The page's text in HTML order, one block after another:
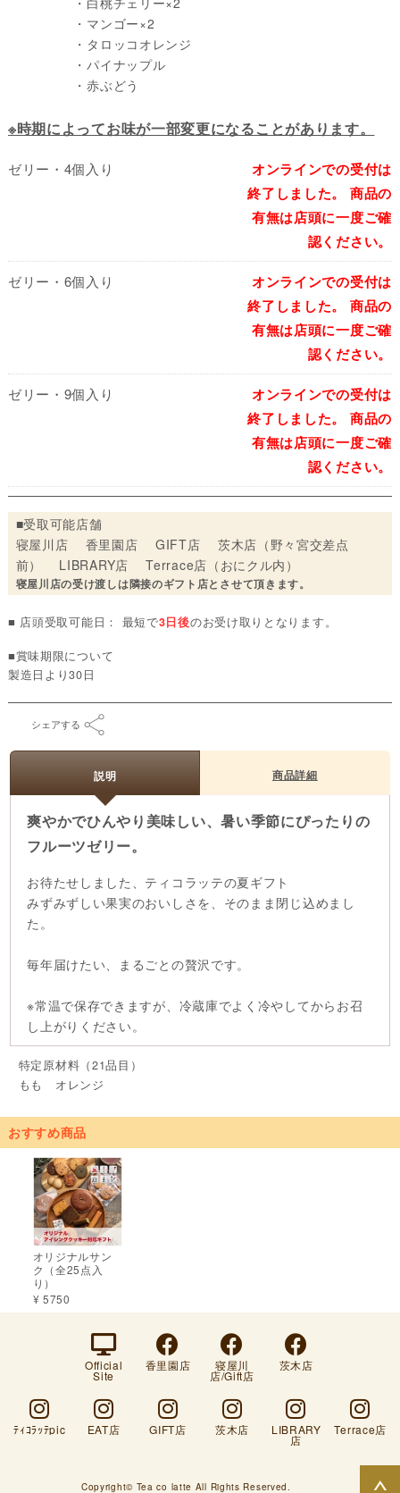
・マンゴー×2
・ タロッコオレンジ
・パイナップル
・赤ぶどう
※時期によってお味が一部変更になることがあります。
ゼリー・4個入り
オンラインでの受付は
終了しました。 商品の
有無は店頭に一度ご確
認ください。
ゼリー・6個入り
オンラインでの受付は
終了しました。 商品の
有無は店頭に一度ご確
認ください。
ゼリー・9個入り
オンラインでの受付は
終了しました。 商品の
有無は店頭に一度ご確
認ください。
■受取可能店舗
寝屋川店 香里園店 GIFT店 茨木店（野々宮交差点
前） LIBRARY店 Terrace店（おにクル内）
寝屋川店の受け渡しは隣接のギフト店とさせて頂きます。
■ 店頭受取可能日： 最短で3日後のお受け取りとなります。
■賞味期限について
製造日より30日
シェアする
説明 商品詳細
爽やかでひんやり美味しい、暑い季節にぴったりの
フルーツゼリー。
お待たせしました、ティコラッテの夏ギフト
みずみずしい果実のおいしさを、そのまま閉じ込めまし
た。
毎年届けたい、まるごとの贅沢です。
※常温で保存できますが、冷蔵庫でよく冷やしてからお召
し上がりください。
特定原材料（21品目）
もも オレンジ
おすすめ商品
オリジナルサン
ク（全25点入
り）
¥ 5750
Official
Site
香里園店 寝屋川
店/Gift店
茨木店
ﾃｨｺﾗｯﾃpic EAT店 GIFT店 茨木店 LIBRARY
店
Terrace店
Copyright© Tea co latte All Rights Reserved.